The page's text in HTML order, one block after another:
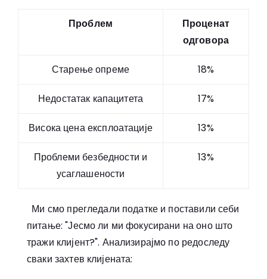
Проблем
Проценат
одговора
Старење опреме 18%
Недостатак капацитета 17%
Висока цена експлоатације 13%
Проблеми безбедности и
усаглашености
13%
Ми смо прегледали податке и поставили себи
питање: "Јесмо ли ми фокусирани на оно што
тражи клијент?". Анализирајмо по редоследу
сваки захтев клијената: